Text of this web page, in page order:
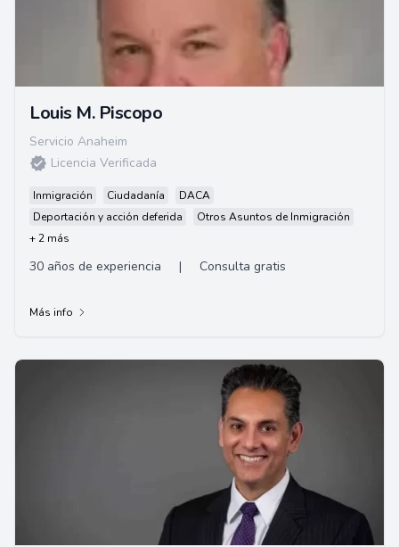
Louis M. Piscopo
Servicio Anaheim
Licencia Verificada
Inmigración Ciudadanía
DACA
Deportación y acción deferida
Otros Asuntos de Inmigración
+ 2 más
30 años de experiencia | Consulta gratis
Más info